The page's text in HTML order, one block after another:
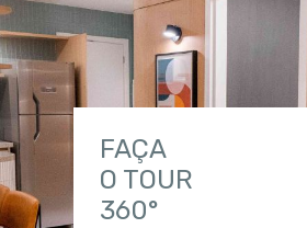
FAÇA
O TOUR
360°